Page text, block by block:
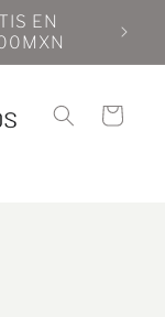
EN
Carrito